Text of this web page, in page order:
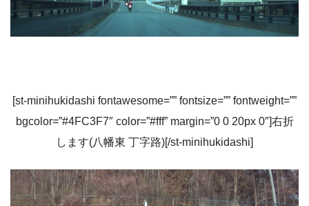
[st-minihukidashi fontawesome=”” fontsize=”” fontweight=””
bgcolor=”#4FC3F7″ color=”#fff” margin=”0 0 20px 0″]右折
します(八幡東 丁字路)[/st-minihukidashi]